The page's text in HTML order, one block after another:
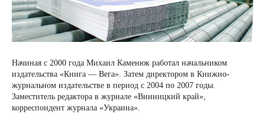
Начиная с 2000 года Михаил Каменюк работал начальником
издательства «Книга — Вега». Затем директором в Книжно-
журнальном издательстве в период с 2004 по 2007 годы.
Заместитель редактора в журнале «Винницкий край»,
корреспондент журнала «Украина».